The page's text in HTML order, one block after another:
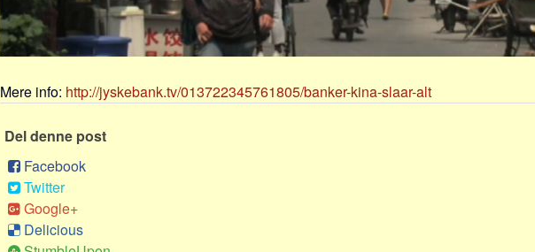
Mere info: http://jyskebank.tv/013722345761805/banker-kina-slaar-alt
Del denne post
Facebook
Twitter
Google+
Delicious